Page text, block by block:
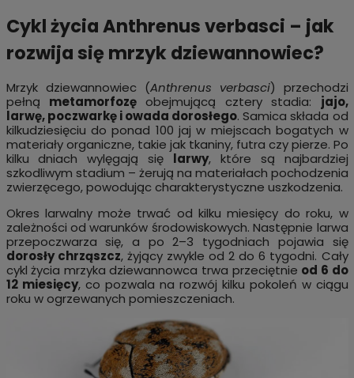
Cykl życia Anthrenus verbasci – jak
rozwija się mrzyk dziewannowiec?
Mrzyk dziewannowiec (Anthrenus verbasci) przechodzi
pełną metamorfozęobejmującą cztery stadia: jajo,
larwę, poczwarkę i owada dorosłego. Samica składa od
kilkudziesięciu do ponad 100 jaj w miejscach bogatych w
materiały organiczne, takie jak tkaniny, futra czy pierze. Po
kilku dniach wylęgają się larwy, które są najbardziej
szkodliwym stadium – żerują na materiałach pochodzenia
zwierzęcego, powodując charakterystyczne uszkodzenia.
Okres larwalny może trwać od kilku miesięcy do roku, w
zależności od warunków środowiskowych. Następnie larwa
przepoczwarza się, a po 2–3 tygodniach pojawia się
dorosły chrząszcz, żyjący zwykle od 2 do 6 tygodni. Cały
cykl życia mrzyka dziewannowca trwa przeciętnie od 6 do
12 miesięcy, co pozwala na rozwój kilku pokoleń w ciągu
roku w ogrzewanych pomieszczeniach.